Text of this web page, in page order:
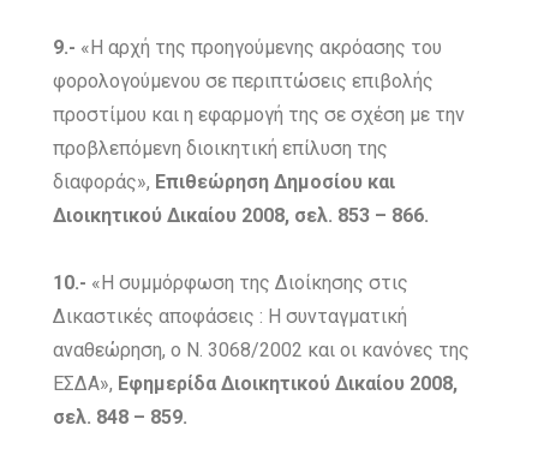
9.- «Η αρχή της προηγούμενης ακρόασης του
φορολογούμενου σε περιπτώσεις επιβολής
προστίμου και η εφαρμογή της σε σχέση με την
προβλεπόμενη διοικητική επίλυση της
διαφοράς», Επιθεώρηση Δημοσίου και
Διοικητικού Δικαίου 2008, σελ. 853 – 866.
10.- «Η συμμόρφωση της Διοίκησης στις
Δικαστικές αποφάσεις : Η συνταγματική
αναθεώρηση, ο Ν. 3068/2002 και οι κανόνες της
ΕΣΔΑ», Εφημερίδα Διοικητικού Δικαίου 2008,
σελ. 848 – 859.